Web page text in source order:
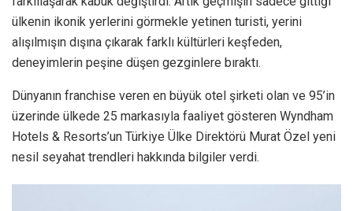
ülkenin ikonik yerlerini görmekle yetinen turisti, yerini
alışılmışın dışına çıkarak farklı kültürleri keşfeden,
deneyimlerin peşine düşen gezginlere bıraktı.
Dünyanın franchise veren en büyük otel şirketi olan ve 95’in
üzerinde ülkede 25 markasıyla faaliyet gösteren Wyndham
Hotels & Resorts’un Türkiye Ülke Direktörü Murat Özel yeni
nesil seyahat trendleri hakkında bilgiler verdi.